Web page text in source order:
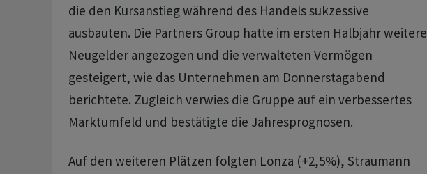
die den Kursanstieg während des Handels sukzessive
ausbauten. Die Partners Group hatte im ersten Halbjahr weitere
Neugelder angezogen und die verwalteten Vermögen
gesteigert, wie das Unternehmen am Donnerstagabend
berichtete. Zugleich verwies die Gruppe auf ein verbessertes
Marktumfeld und bestätigte die Jahresprognosen.
Auf den weiteren Plätzen folgten Lonza (+2,5%), Straumann